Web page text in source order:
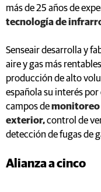
más de 25 años de
tecnología de
Senseair desarrolla y
aire y gas más
producción de alto
española su interés
campos demonitoreo
exterior,control de
detección de fugas de
Alianza a cinco